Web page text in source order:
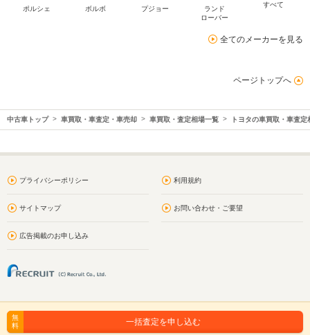
ポルシェ ボルボ プジョー
ランド
ローバー
すべて
全てのメーカーを見る
ページトップへ
中古車トップ 車買取・車査定・車売却 車買取・査定相場一覧 トヨタの車買取・車査定
プライバシーポリシー 利用規約
サイトマップ お問い合わせ・ご要望
広告掲載のお申し込み
無
料
一括査定を申し込む